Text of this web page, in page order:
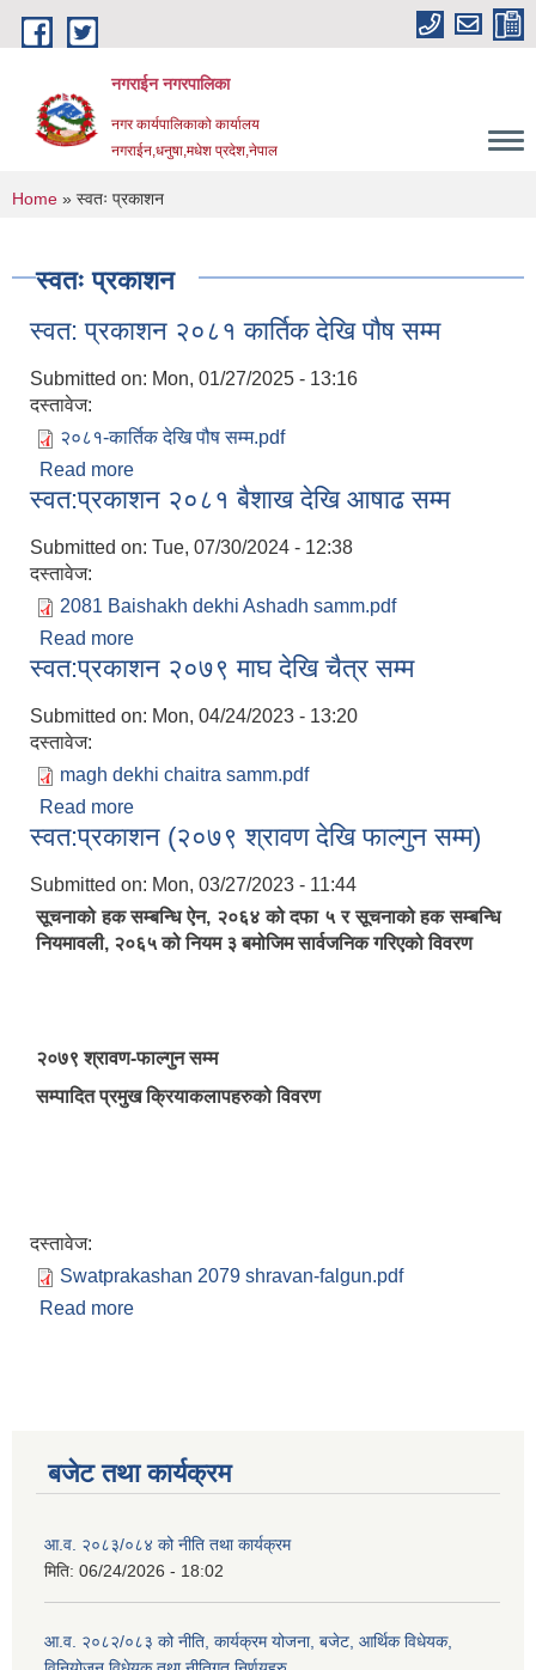
Skip to main content
नगराईन नगरपालिका
नगर कार्यपालिकाको कार्यालय
नगराईन,धनुषा,मधेश प्रदेश,नेपाल
You are here
Home » स्वतः प्रकाशन
स्वतः प्रकाशन
स्वत: प्रकाशन २०८१ कार्तिक देखि पौष सम्म
Submitted on: Mon, 01/27/2025 - 13:16
दस्तावेज:
२०८१-कार्तिक देखि पौष सम्म.pdf
Read more
स्वत:प्रकाशन २०८१ बैशाख देखि आषाढ सम्म
Submitted on: Tue, 07/30/2024 - 12:38
दस्तावेज:
2081 Baishakh dekhi Ashadh samm.pdf
Read more
स्वत:प्रकाशन २०७९ माघ देखि चैत्र सम्म
Submitted on: Mon, 04/24/2023 - 13:20
दस्तावेज:
magh dekhi chaitra samm.pdf
Read more
स्वत:प्रकाशन (२०७९ श्रावण देखि फाल्गुन सम्म)
Submitted on: Mon, 03/27/2023 - 11:44
सूचनाको हक सम्बन्धि ऐन, २०६४ को दफा ५ र सूचनाको हक सम्बन्धि
नियमावली, २०६५ को नियम ३ बमोजिम सार्वजनिक गरिएको विवरण
२०७९ श्रावण-फाल्गुन सम्म
सम्पादित प्रमुख क्रियाकलापहरुको विवरण
दस्तावेज:
Swatprakashan 2079 shravan-falgun.pdf
Read more
बजेट तथा कार्यक्रम
आ.व. २०८३/०८४ को नीति तथा कार्यक्रम
मिति: 06/24/2026 - 18:02
आ.व. २०८२/०८३ को नीति, कार्यक्रम योजना, बजेट, आर्थिक विधेयक,